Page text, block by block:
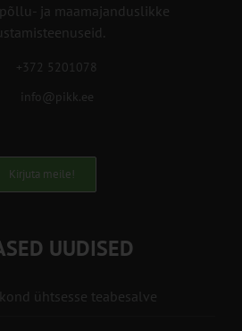
ja maamajanduslikke
+372 5201078
info@pikk.ee
Kirjuta meile!
UUDISED
ühtsesse teabesalve